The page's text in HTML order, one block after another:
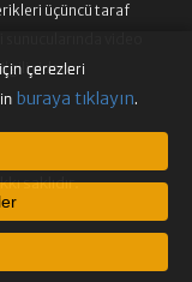
üçüncü taraf
ilgili video
saklıdır.
çerezleri
buraya tıklayın.